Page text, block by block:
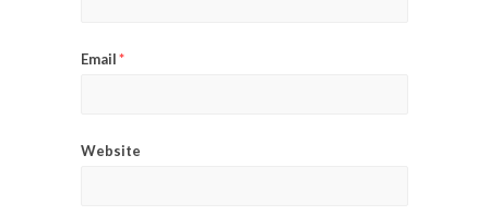
Email*
Website